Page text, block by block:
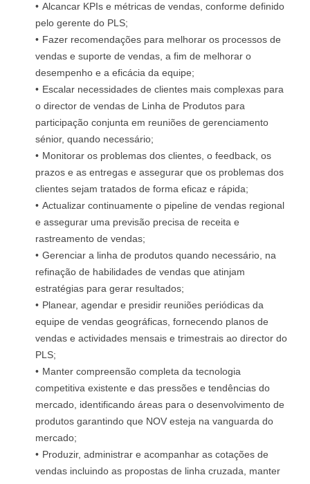
Alcancar KPIs e métricas de vendas, conforme definido
pelo gerente do PLS;
Fazer recomendações para melhorar os processos de
vendas e suporte de vendas, a fim de melhorar o
desempenho e a eficácia da equipe;
Escalar necessidades de clientes mais complexas para
o director de vendas de Linha de Produtos para
participação conjunta em reuniões de gerenciamento
sénior, quando necessário;
Monitorar os problemas dos clientes, o feedback, os
prazos e as entregas e assegurar que os problemas dos
clientes sejam tratados de forma eficaz e rápida;
Actualizar continuamente o pipeline de vendas regional
e assegurar uma previsão precisa de receita e
rastreamento de vendas;
Gerenciar a linha de produtos quando necessário, na
refinação de habilidades de vendas que atinjam
estratégias para gerar resultados;
Planear, agendar e presidir reuniões periódicas da
equipe de vendas geográficas, fornecendo planos de
vendas e actividades mensais e trimestrais ao director do
PLS;
Manter compreensão completa da tecnologia
competitiva existente e das pressões e tendências do
mercado, identificando áreas para o desenvolvimento de
produtos garantindo que NOV esteja na vanguarda do
mercado;
Produzir, administrar e acompanhar as cotações de
vendas incluindo as propostas de linha cruzada, manter